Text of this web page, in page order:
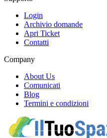
Login
Archivio domande
Apri Ticket
Contatti
Company
About Us
Comunicati
Blog
Termini e condizioni